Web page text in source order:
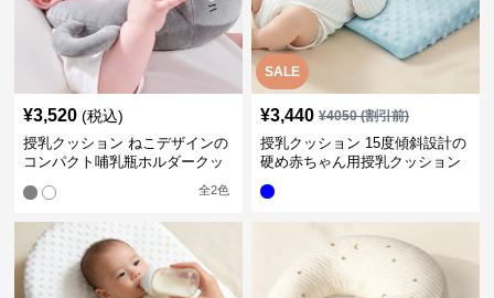
¥3,520 (税込)
授乳クッション ねこデザインの
コンパクト哺乳瓶ホルダークッ
全2色
SALE
¥3,440 ¥4050(割引前)
授乳クッション 15度傾斜設計の
硬め赤ちゃん用授乳クッション